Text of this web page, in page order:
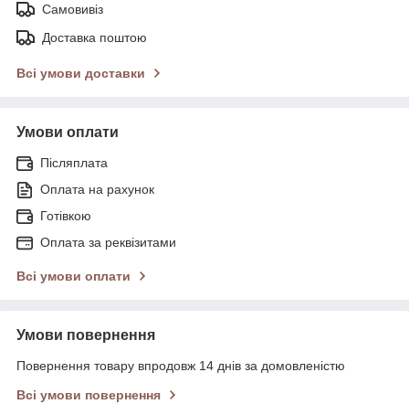
Самовивіз
Доставка поштою
Всі умови доставки
Умови оплати
Післяплата
Оплата на рахунок
Готівкою
Оплата за реквізитами
Всі умови оплати
Умови повернення
Повернення товару впродовж 14 днів за домовленістю
Всі умови повернення